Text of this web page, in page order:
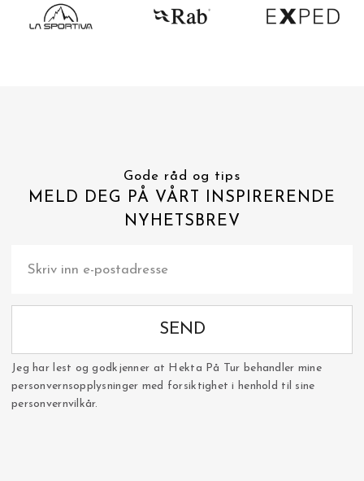
Gode råd og tips
MELD DEG PÅ VÅRT INSPIRERENDE
NYHETSBREV
SEND
Jeg har lest og godkjenner at Hekta På Tur behandler mine
personvernsopplysninger med forsiktighet i henhold til sine
personvernvilkår.